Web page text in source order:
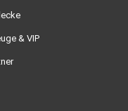
& VIP